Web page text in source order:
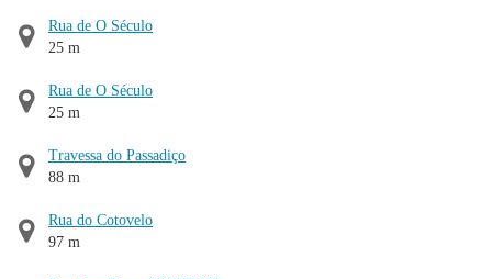
Rua de O Século
25 m
Rua de O Século
25 m
Travessa do Passadiço
88 m
Rua do Cotovelo
97 m